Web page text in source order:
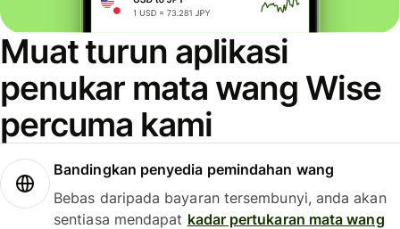
Muat turun aplikasi
penukar mata wang Wise
percuma kami
Bandingkan penyedia pemindahan wang
Bebas daripada bayaran tersembunyi, anda akan
sentiasa mendapat kadar pertukaran mata wang